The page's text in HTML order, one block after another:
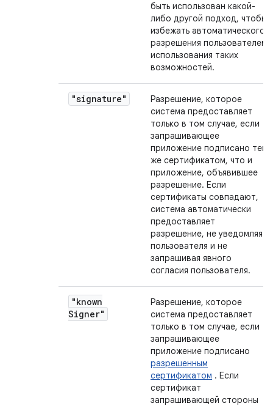
быть использован какой-
либо другой подход, чтобы
избежать автоматического
разрешения пользователем
использования таких
возможностей.
"signature"
Разрешение, которое
система предоставляет
только в том случае, если
запрашивающее
приложение подписано тем
же сертификатом, что и
приложение, объявившее
разрешение. Если
сертификаты совпадают,
система автоматически
предоставляет
разрешение, не уведомляя
пользователя и не
запрашивая явного
согласия пользователя.
"known
Signer"
Разрешение, которое
система предоставляет
только в том случае, если
запрашивающее
приложение подписано
разрешенным
сертификатом . Если
сертификат
запрашивающей стороны